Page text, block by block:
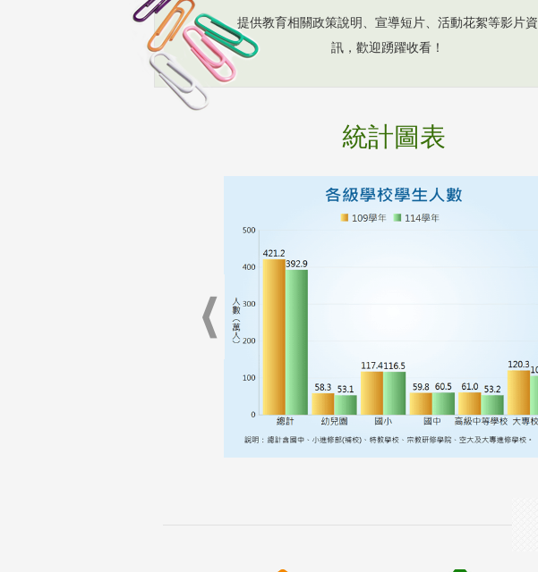
提供教育相關政策說明、宣導短片、活動花絮等影片資
訊，歡迎踴躍收看！
統計圖表